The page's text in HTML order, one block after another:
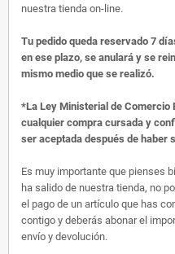
nuestra tienda on-line.
Tu pedido queda reservado 7
en ese plazo, se anulará y se
mismo medio que se realizó.
*La Ley Ministerial de Comercio
cualquier compra cursada y
ser aceptada después de haber
Es muy importante que pienses
ha salido de nuestra tienda, no
el pago de un artículo que has
contigo y deberás abonar el
envío y devolución.